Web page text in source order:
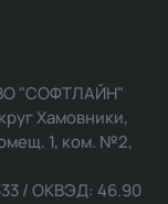
"СОФТЛАЙН"
Хамовники,
1, ком. №2,
/ ОКВЭД: 46.90